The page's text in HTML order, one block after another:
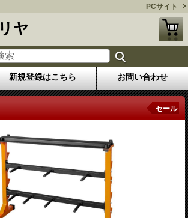
PCサイト
ヤ
新規登録はこちら お問い合わせ
セール